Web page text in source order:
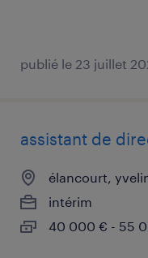
publié le 23 juillet
assistant de
élancourt,
intérim
40 000 € - 55